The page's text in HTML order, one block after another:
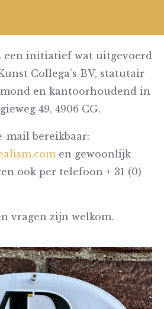
een initiatief wat uitgevoerd
Collega’s BV, statutair
en kantoorhoudend in
49, 4906 CG.
mail bereikbaar:
en gewoonlijk
ook per telefoon + 31 (0)
vragen zijn welkom.